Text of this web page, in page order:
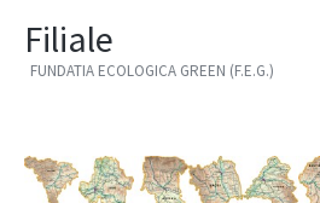
Filiale
FUNDATIA ECOLOGICA GREEN (F.E.G.)